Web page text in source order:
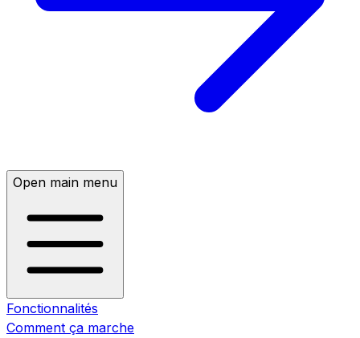
Open main menu
Fonctionnalités
Comment ça marche